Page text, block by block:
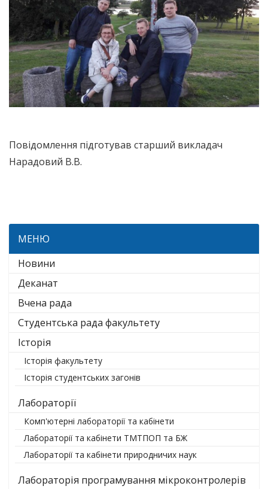
Повідомлення підготував старший викладач
Нарадовий В.В.
МЕНЮ
Новини
Деканат
Вчена рада
Студентська рада факультету
Історія
Історія факультету
Історія студентських загонів
Лабораторії
Комп'ютерні лабораторії та кабінети
Лабораторії та кабінети ТМТПОП та БЖ
Лабораторії та кабінети природничих наук
Лабораторія програмування мікроконтролерів